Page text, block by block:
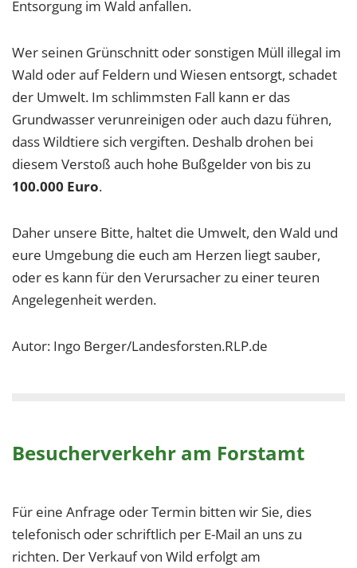
Entsorgung im Wald anfallen.
Wer seinen Grünschnitt oder sonstigen Müll illegal im
Wald oder auf Feldern und Wiesen entsorgt, schadet
der Umwelt. Im schlimmsten Fall kann er das
Grundwasser verunreinigen oder auch dazu führen,
dass Wildtiere sich vergiften. Deshalb drohen bei
diesem Verstoß auch hohe Bußgelder von bis zu
100.000 Euro.
Daher unsere Bitte, haltet die Umwelt, den Wald und
eure Umgebung die euch am Herzen liegt sauber,
oder es kann für den Verursacher zu einer teuren
Angelegenheit werden.
Autor: Ingo Berger/Landesforsten.RLP.de
Besucherverkehr am Forstamt
Für eine Anfrage oder Termin bitten wir Sie, dies
telefonisch oder schriftlich per E-Mail an uns zu
richten. Der Verkauf von Wild erfolgt am